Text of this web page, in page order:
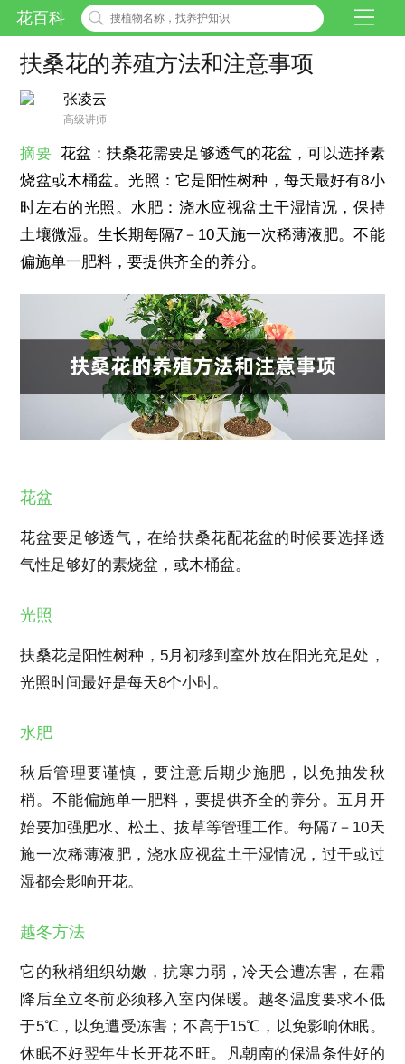
花百科
扶桑花的养殖方法和注意事项
张凌云
高级讲师
摘要 花盆：扶桑花需要足够透气的花盆，可以选择素
烧盆或木桶盆。光照：它是阳性树种，每天最好有8小
时左右的光照。水肥：浇水应视盆土干湿情况，保持
土壤微湿。生长期每隔7－10天施一次稀薄液肥。不能
偏施单一肥料，要提供齐全的养分。
花盆
花盆要足够透气，在给扶桑花配花盆的时候要选择透
气性足够好的素烧盆，或木桶盆。
光照
扶桑花是阳性树种，5月初移到室外放在阳光充足处，
光照时间最好是每天8个小时。
水肥
秋后管理要谨慎，要注意后期少施肥，以免抽发秋
梢。不能偏施单一肥料，要提供齐全的养分。五月开
始要加强肥水、松土、拔草等管理工作。每隔7－10天
施一次稀薄液肥，浇水应视盆土干湿情况，过干或过
湿都会影响开花。
越冬方法
它的秋梢组织幼嫩，抗寒力弱，冷天会遭冻害，在霜
降后至立冬前必须移入室内保暖。越冬温度要求不低
于5℃，以免遭受冻害；不高于15℃，以免影响休眠。
休眠不好翌年生长开花不旺。凡朝南的保温条件好的